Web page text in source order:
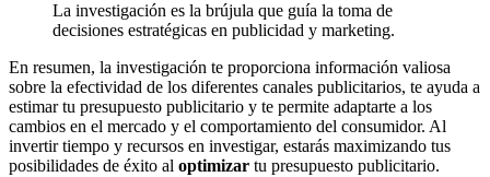
La investigación es la brújula que guía la toma de
decisiones estratégicas en publicidad y marketing.
En resumen, la investigación te proporciona información valiosa
sobre la efectividad de los diferentes canales publicitarios, te ayuda a
estimar tu presupuesto publicitario y te permite adaptarte a los
cambios en el mercado y el comportamiento del consumidor. Al
invertir tiempo y recursos en investigar, estarás maximizando tus
posibilidades de éxito al optimizar tu presupuesto publicitario.